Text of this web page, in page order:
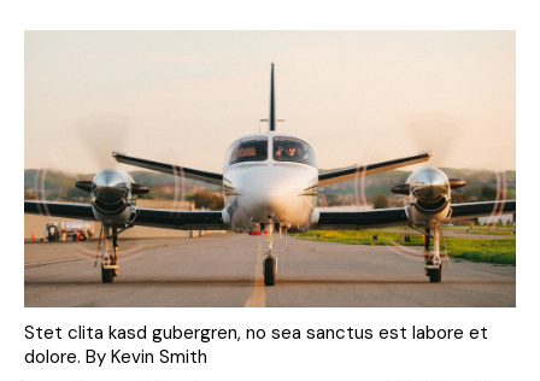
Stet clita kasd gubergren, no sea sanctus est labore et
dolore. By Kevin Smith